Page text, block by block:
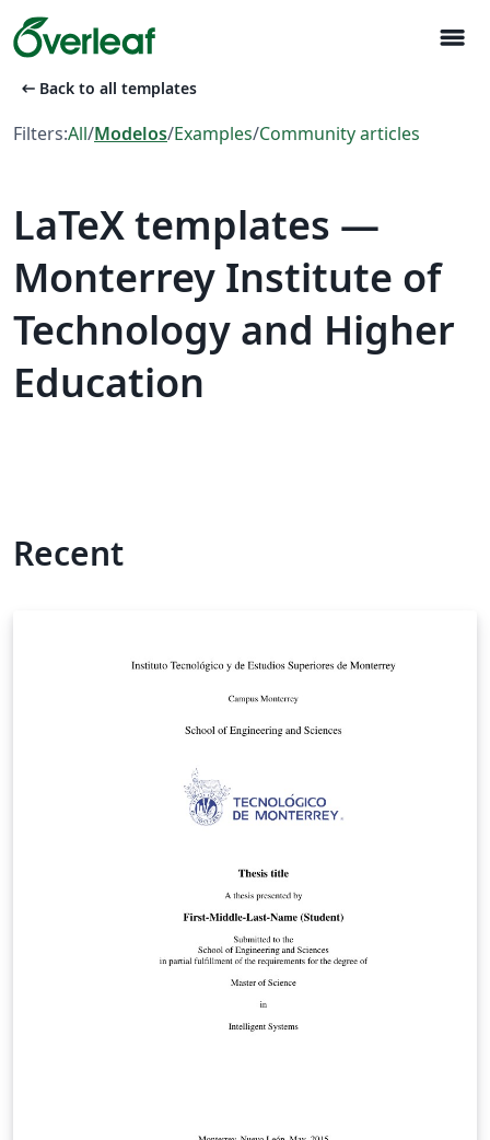
menu
arrow_left_alt Back to all templates
Filters:All/Modelos/Examples/Community articles
LaTeX templates —
Monterrey Institute of
Technology and Higher
Education
Recent